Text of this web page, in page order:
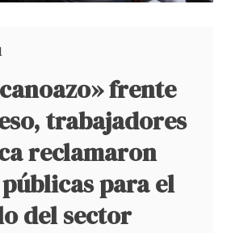
frente
trabajadores
reclamaron
para el
del sector